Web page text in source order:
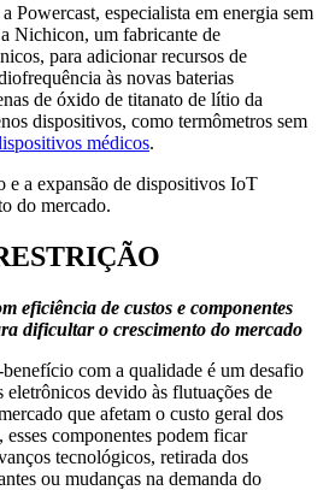
Powercast, especialista em energia sem
Nichicon, um fabricante de
para adicionar recursos de
às novas baterias
de óxido de titanato de lítio da
dispositivos, como termômetros sem
médicos.
e a expansão de dispositivos IoT
do mercado.
eficiência de custos e componentes
dificultar o crescimento do mercado
com a qualidade é um desafio
eletrônicos devido às flutuações de
que afetam o custo geral dos
componentes podem ficar
tecnológicos, retirada dos
ou mudanças na demanda do